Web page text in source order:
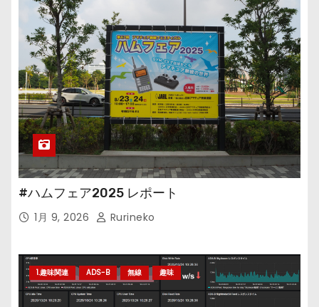
#ハムフェア2025 レポート
1月 9, 2026 Rurineko
1.趣味関連 ADS-B 無線 趣味